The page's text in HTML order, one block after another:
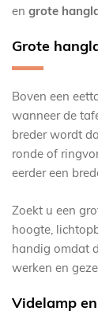
en grote
Grote
Boven een
wanneer de
breder wordt
ronde of
eerder een
Zoekt u een
hoogte,
handig omdat
werken en
Videlamp